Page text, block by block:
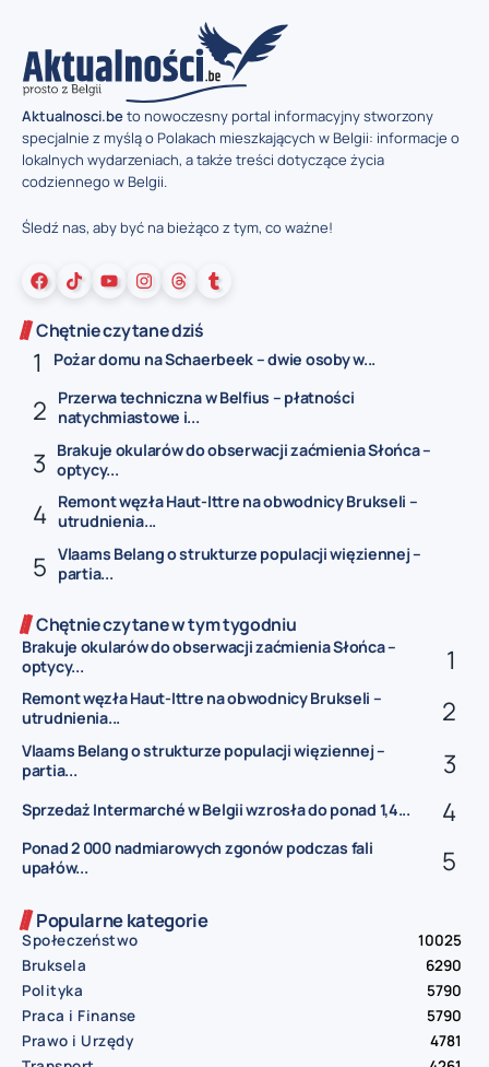
Aktualnosci.beto nowoczesny portal informacyjny stworzony
specjalnie z myślą o Polakach mieszkających w Belgii: informacje o
lokalnych wydarzeniach, a także treści dotyczące życia
codziennego w Belgii.
Śledź nas, aby być na bieżąco z tym, co ważne!
Chętnie czytane dziś
Pożar domu na Schaerbeek – dwie osoby w...
Przerwa techniczna w Belfius – płatności
natychmiastowe i...
Brakuje okularów do obserwacji zaćmienia Słońca –
optycy...
Remont węzła Haut-Ittre na obwodnicy Brukseli –
utrudnienia...
Vlaams Belang o strukturze populacji więziennej –
partia...
Chętnie czytane w tym tygodniu
Brakuje okularów do obserwacji zaćmienia Słońca –
optycy...
Remont węzła Haut-Ittre na obwodnicy Brukseli –
utrudnienia...
Vlaams Belang o strukturze populacji więziennej –
partia...
Sprzedaż Intermarché w Belgii wzrosła do ponad 1,4...
Ponad 2 000 nadmiarowych zgonów podczas fali
upałów...
Popularne kategorie
Społeczeństwo
10025
Bruksela
6290
Polityka
5790
Praca i Finanse
5790
Prawo i Urzędy
4781